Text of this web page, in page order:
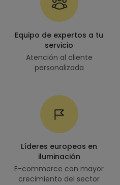
Equipo de expertos a tu
servicio
Atención al cliente
personalizada
Líderes europeos en
iluminación
E-commerce con mayor
crecimiento del sector